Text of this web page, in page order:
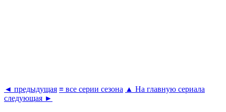
◄ предыдущая ≡ все серии сезона ▲ На главную сериала
следующая ►